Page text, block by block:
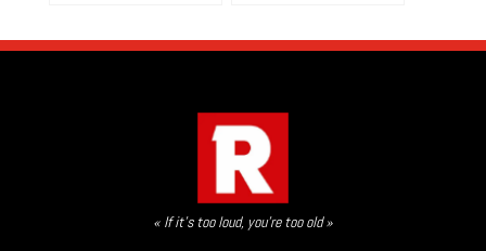
« If it’s too loud, you’re too old »